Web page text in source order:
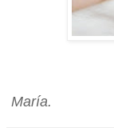
María.